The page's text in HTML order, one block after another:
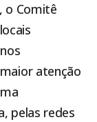
o Comitê
atenção
pelas redes